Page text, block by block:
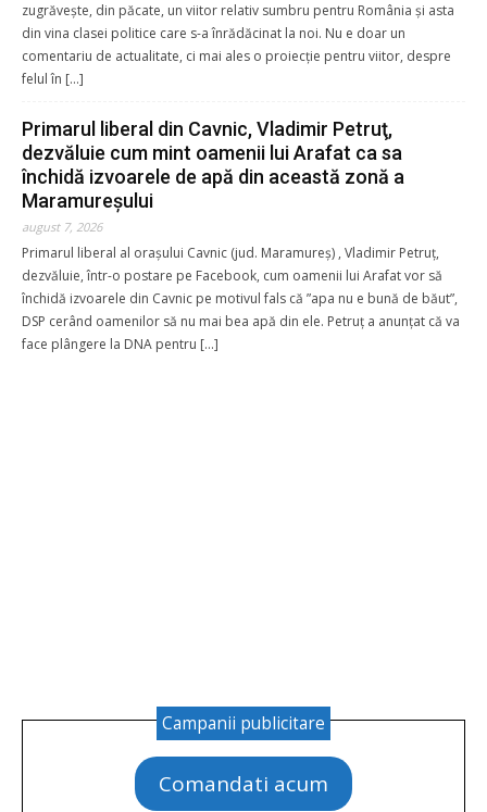
zugrăvește, din păcate, un viitor relativ sumbru pentru România și asta
din vina clasei politice care s-a înrădăcinat la noi. Nu e doar un
comentariu de actualitate, ci mai ales o proiecție pentru viitor, despre
felul în […]
Primarul liberal din Cavnic, Vladimir Petruţ,
dezvăluie cum mint oamenii lui Arafat ca sa
închidă izvoarele de apă din această zonă a
Maramureşului
august 7, 2026
Primarul liberal al orașului Cavnic (jud. Maramureş) , Vladimir Petruț,
dezvăluie, într-o postare pe Facebook, cum oamenii lui Arafat vor să
închidă izvoarele din Cavnic pe motivul fals că ”apa nu e bună de băut”,
DSP cerând oamenilor să nu mai bea apă din ele. Petruț a anunțat că va
face plângere la DNA pentru […]
Campanii publicitare
Comandati acum